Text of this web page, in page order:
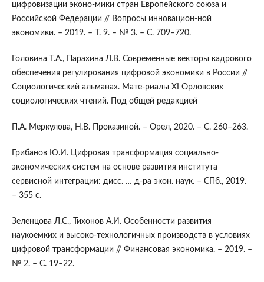
цифровизации эконо-мики стран Европейского союза и
Российской Федерации // Вопросы инновацион-ной
экономики. – 2019. – Т. 9. – № 3. – С. 709–720.
Головина Т.А., Парахина Л.В. Современные векторы кадрового
обеспечения регулирования цифровой экономики в России //
Социологический альманах. Мате-риалы XI Орловских
социологических чтений. Под общей редакцией
П.А. Меркулова, Н.В. Проказиной. – Орел, 2020. – С. 260–263.
Грибанов Ю.И. Цифровая трансформация социально-
экономических систем на основе развития института
сервисной интеграции: дисс. … д-ра экон. наук. – СПб., 2019.
– 355 с.
Зеленцова Л.С., Тихонов А.И. Особенности развития
наукоемких и высоко-технологичных производств в условиях
цифровой трансформации // Финансовая экономика. – 2019. –
№ 2. – С. 19–22.